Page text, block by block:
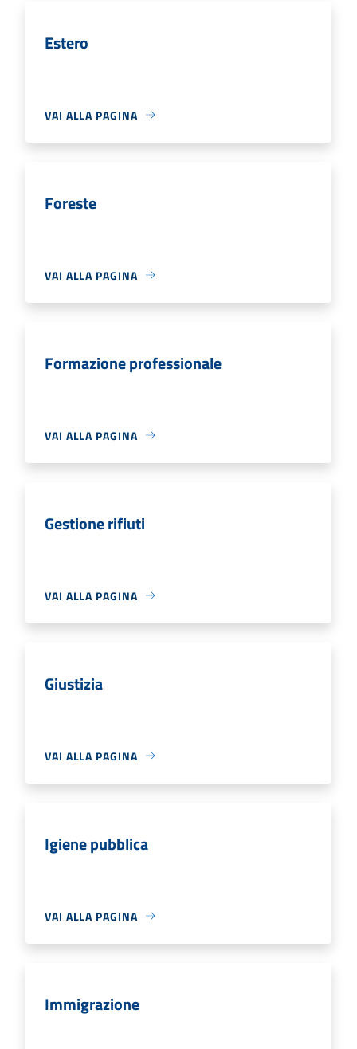
Estero
VAI ALLA PAGINA
Foreste
VAI ALLA PAGINA
Formazione professionale
VAI ALLA PAGINA
Gestione rifiuti
VAI ALLA PAGINA
Giustizia
VAI ALLA PAGINA
Igiene pubblica
VAI ALLA PAGINA
Immigrazione